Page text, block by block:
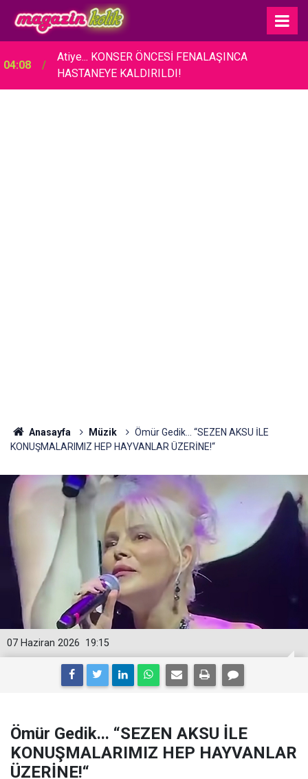
04:08
Atiye... KONSER ÖNCESİ FENALAŞINCA
HASTANEYE KALDIRILDI!
Anasayfa Müzik
Ömür Gedik... “SEZEN AKSU İLE
KONUŞMALARIMIZ HEP HAYVANLAR ÜZERİNE!“
19:15
07 Haziran 2026
Ömür Gedik... “SEZEN AKSU İLE
KONUŞMALARIMIZ HEP HAYVANLAR
ÜZERİNE!“